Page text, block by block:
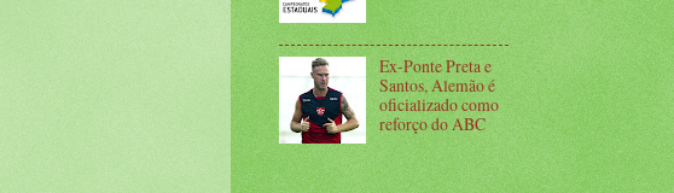
Ex-Ponte Preta e
Santos, Alemão é
oficializado como
reforço do ABC